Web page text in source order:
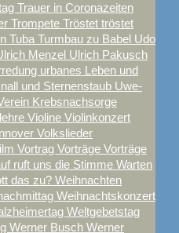
Trauer in Coronazeiten
Trompete Tröstet tröstet
Tuba Turmbau zu Babel Udo
Menzel Ulrich Pakusch
urbanes Leben und
und Sternenstaub Uwe-
Krebsnachsorge
Violine Violinkonzert
Volkslieder
Vortrag Vorträge Vorträge
ruft uns die Stimme Warten
das zu? Weihnachten
Weihnachtskonzert
Weltgebetstag
Werner Busch Werner